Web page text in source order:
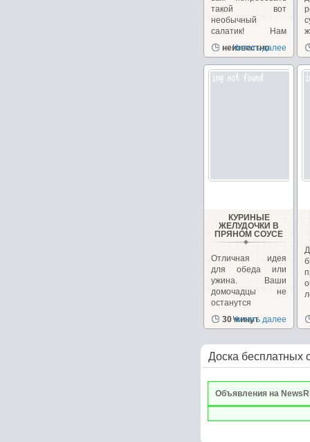
такой вот
необычный
салатик! Нам
иногда
надоедает...
неизвестно
Читать далее
КУРИНЫЕ
ЖЕЛУДОЧКИ В
ПРЯНОМ СОУСЕ
Отличная идея
для обеда или
ужина. Ваши
домочадцы не
останутся
равнодушными....
30 минут
Читать далее
Доска бесплатных
Объявления на